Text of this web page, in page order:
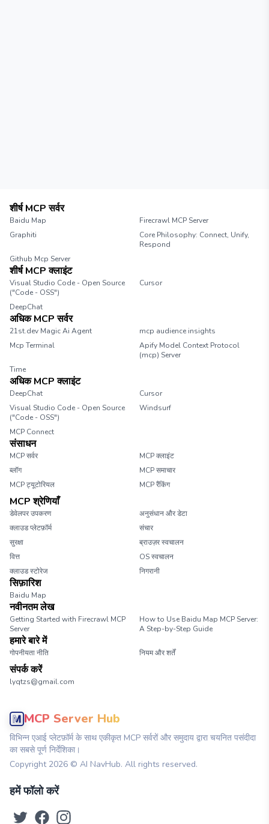
शीर्ष MCP सर्वर
Baidu Map
Firecrawl MCP Server
Graphiti
Core Philosophy: Connect, Unify,
Respond
Github Mcp Server
शीर्ष MCP क्लाइंट
Visual Studio Code - Open Source
("Code - OSS")
Cursor
DeepChat
अधिक MCP सर्वर
21st.dev Magic Ai Agent
mcp audience insights
Mcp Terminal
Apify Model Context Protocol
(mcp) Server
Time
अधिक MCP क्लाइंट
DeepChat
Cursor
Visual Studio Code - Open Source
("Code - OSS")
Windsurf
MCP Connect
संसाधन
MCP सर्वर
MCP क्लाइंट
ब्लॉग
MCP समाचार
MCP ट्यूटोरियल
MCP रैंकिंग
MCP श्रेणियाँ
डेवेलपर उपकरण
अनुसंधान और डेटा
क्लाउड प्लेटफ़ॉर्म
संचार
सुरक्षा
ब्राउज़र स्वचालन
वित्त
OS स्वचालन
क्लाउड स्टोरेज
निगरानी
सिफ़ारिश
Baidu Map
नवीनतम लेख
Getting Started with Firecrawl MCP
Server
How to Use Baidu Map MCP Server:
A Step-by-Step Guide
हमारे बारे में
गोपनीयता नीति नियम और शर्तें
संपर्क करें
lyqtzs@gmail.com
MCP Server Hub
विभिन्न एआई प्लेटफ़ॉर्म के साथ एकीकृत MCP सर्वरों और समुदाय द्वारा चयनित पसंदीदा
का सबसे पूर्ण निर्देशिका।
Copyright 2026 © AI NavHub. All rights reserved.
हमें फॉलो करें